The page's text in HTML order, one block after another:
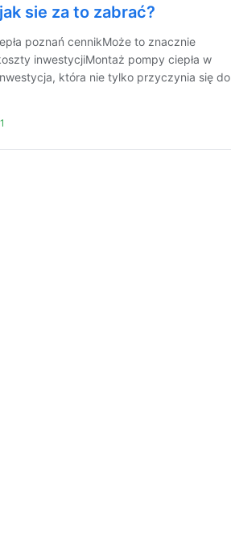
sie za to zabrać?
poznań cennikMoże to znacznie
inwestycjiMontaż pompy ciepła w
która nie tylko przyczynia się do